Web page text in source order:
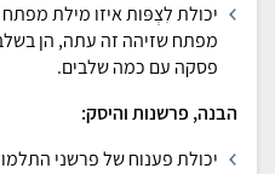
יכולת לִצְפּות איזו מילת
מפתח שזיהה זה עתה, הן
פסקה עם כמה שלבים.
הבנה, פרשנות והיסק:
יכולת פענוח של פרשני